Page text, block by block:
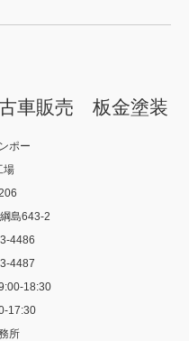
車販売 板金塗装
ポー
場
島643-2
4486
4487
18:30
17:30
所